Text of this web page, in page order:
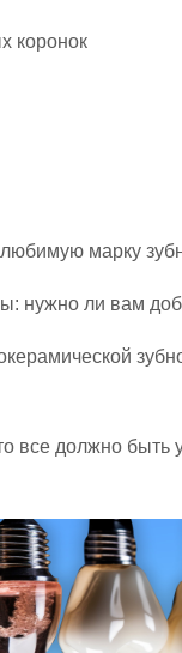
коронок
марку
нужно ли вам
все должно